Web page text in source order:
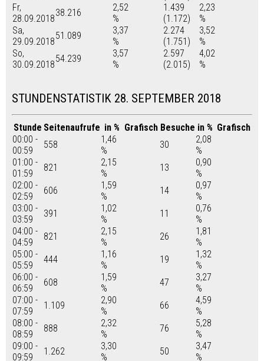
Fr,
28.09.2018
38.216
2,52
%
1.439
(1.172)
2,23
%
Sa,
29.09.2018
51.089
3,37
%
2.274
(1.751)
3,52
%
So,
30.09.2018
54.239
3,57
%
2.597
(2.015)
4,02
%
STUNDENSTATISTIK 28. SEPTEMBER 2018
Stunde Seitenaufrufe in % Grafisch Besuche in % Grafisch
00:00 -
00:59
558
1,46
%
30
2,08
%
01:00 -
01:59
821
2,15
%
13
0,90
%
02:00 -
02:59
606
1,59
%
14
0,97
%
03:00 -
03:59
391
1,02
%
11
0,76
%
04:00 -
04:59
821
2,15
%
26
1,81
%
05:00 -
05:59
444
1,16
%
19
1,32
%
06:00 -
06:59
608
1,59
%
47
3,27
%
07:00 -
07:59
1.109
2,90
%
66
4,59
%
08:00 -
08:59
888
2,32
%
76
5,28
%
09:00 -
09:59
1.262
3,30
%
50
3,47
%